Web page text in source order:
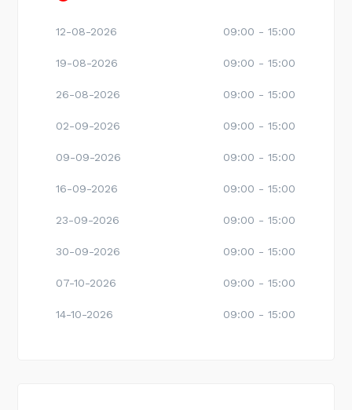
12-08-2026 09:00 - 15:00
19-08-2026 09:00 - 15:00
26-08-2026 09:00 - 15:00
02-09-2026 09:00 - 15:00
09-09-2026 09:00 - 15:00
16-09-2026 09:00 - 15:00
23-09-2026 09:00 - 15:00
30-09-2026 09:00 - 15:00
07-10-2026 09:00 - 15:00
14-10-2026 09:00 - 15:00